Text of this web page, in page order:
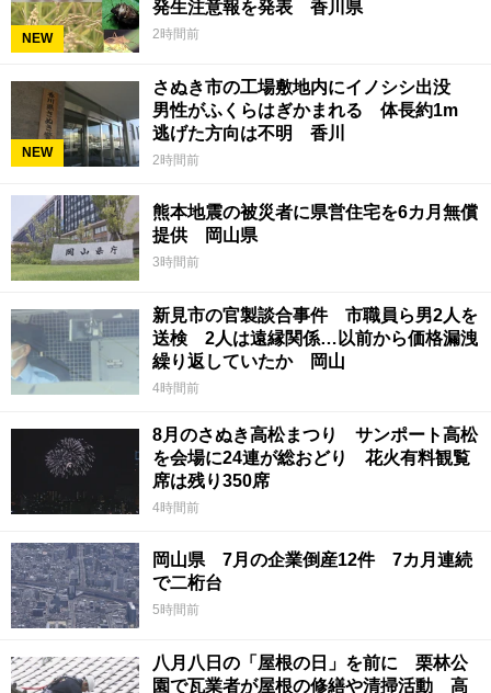
NEW
発生注意報を発表 香川県
2時間前
NEW
さぬき市の工場敷地内にイノシシ出没
男性がふくらはぎかまれる 体長約1m
逃げた方向は不明 香川
2時間前
熊本地震の被災者に県営住宅を6カ月無償
提供 岡山県
3時間前
新見市の官製談合事件 市職員ら男2人を
送検 2人は遠縁関係…以前から価格漏洩
繰り返していたか 岡山
4時間前
8月のさぬき高松まつり サンポート高松
を会場に24連が総おどり 花火有料観覧
席は残り350席
4時間前
岡山県 7月の企業倒産12件 7カ月連続
で二桁台
5時間前
八月八日の「屋根の日」を前に 栗林公
園で瓦業者が屋根の修繕や清掃活動 高